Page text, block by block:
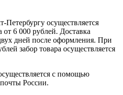
Петербургу осуществляется
от 6 000 рублей. Доставка
дней после оформления. При
забор товара осуществляется
с помощью
России.